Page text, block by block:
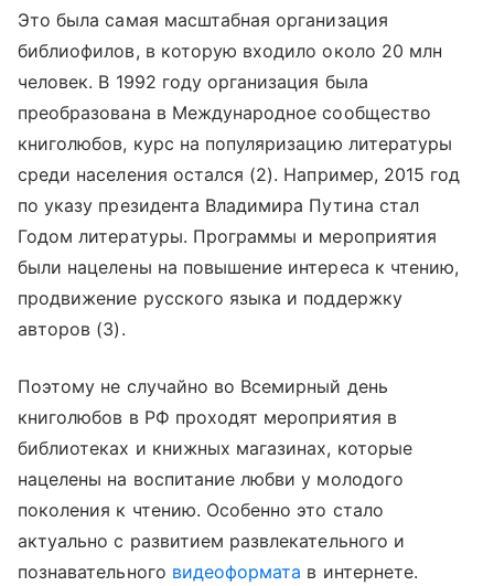
Это была самая масштабная организация
библиофилов, в которую входило около 20 млн
человек. В 1992 году организация была
преобразована в Международное сообщество
книголюбов, курс на популяризацию литературы
среди населения остался (2). Например, 2015 год
по указу президента Владимира Путина стал
Годом литературы. Программы и мероприятия
были нацелены на повышение интереса к чтению,
продвижение русского языка и поддержку
авторов (3).
Поэтому не случайно во Всемирный день
книголюбов в РФ проходят мероприятия в
библиотеках и книжных магазинах, которые
нацелены на воспитание любви у молодого
поколения к чтению. Особенно это стало
актуально с развитием развлекательного и
познавательного видеоформата в интернете.